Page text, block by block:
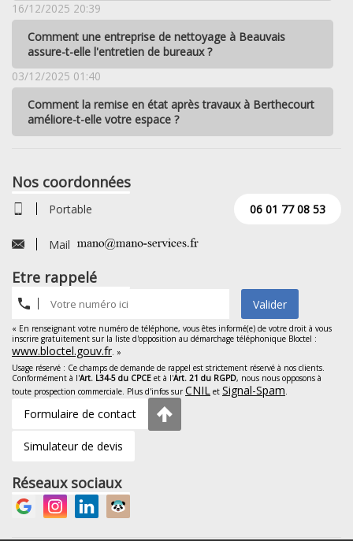
16/12/2025 20:39
Comment une entreprise de nettoyage à Beauvais
assure-t-elle l'entretien de bureaux ?
03/12/2025 01:40
Comment la remise en état après travaux à Berthecourt
améliore-t-elle votre espace ?
Nos coordonnées
Portable 06 01 77 08 53
Mail
Etre rappelé
Valider
« En renseignant votre numéro de téléphone, vous êtes informé(e) de votre droit à vous
inscrire gratuitement sur la liste d'opposition au démarchage téléphonique Bloctel :
www.bloctel.gouv.fr . »
Usage réservé : Ce champs de demande de rappel est strictement réservé à nos clients.
Conformément à l'Art. L34-5 du CPCE et à l'Art. 21 du RGPD, nous nous opposons à
toute prospection commerciale. Plus d'infos surCNIL et Signal-Spam
Formulaire de contact
Simulateur de devis
Réseaux sociaux